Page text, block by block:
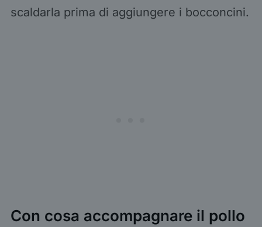
scaldarla prima di aggiungere i bocconcini.
Con cosa accompagnare il pollo